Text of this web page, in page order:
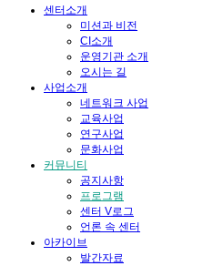
센터소개
미션과 비전
CI소개
운영기관 소개
오시는 길
사업소개
네트워크 사업
교육사업
연구사업
문화사업
커뮤니티
공지사항
프로그램
센터 V로그
언론 속 센터
아카이브
발간자료